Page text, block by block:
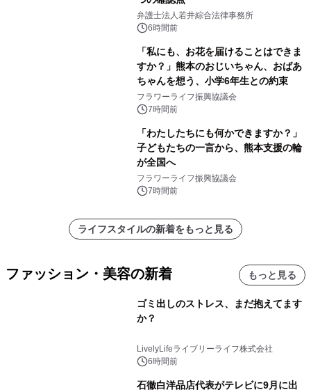
弁護士法人若井綜合法律事務所
6時間前
「私にも、お花を届けることはできま
すか？」熊本のおじいちゃん、おばあ
ちゃんを想う、小学6年生との約束
フラワーライフ振興協議会
7時間前
「わたしたちにも何かできますか？」
子どもたちの一言から、熊本支援の輪
が全国へ
フラワーライフ振興協議会
7時間前
ライフスタイルの新着をもっと見る
ファッション・美容の新着 もっと見る
ゴミ出しのストレス、まだ抱えてます
か？
LivelyLifeライブリーライフ株式会社
6時間前
石徹白洋品店代表がテレビに9月に出